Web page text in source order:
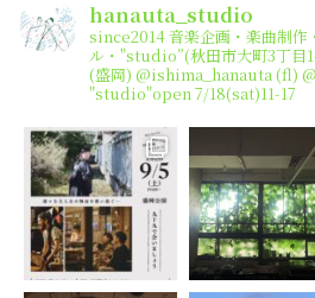
hanauta_studio
since2014音楽企画・楽曲制作
ル・"studio”(秋田市大町3丁
(盛岡) @ishima_hanauta (fl)
"studio"open 7/18(sat)11-17